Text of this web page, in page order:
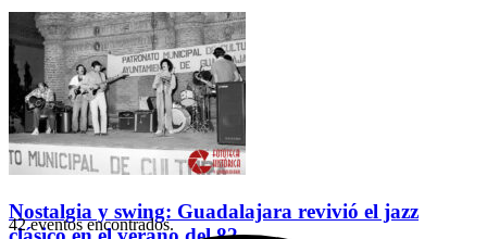
Nostalgia y swing: Guadalajara revivió el jazz
42 eventos encontrados.